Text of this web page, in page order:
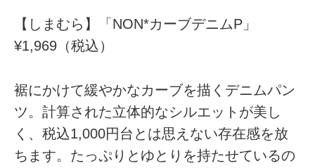
【しまむら】「NON*カーブデニムP」
¥1,969（税込）
裾にかけて緩やかなカーブを描くデニムパン
ツ。計算された立体的なシルエットが美し
く、税込1,000円台とは思えない存在感を放
ちます。たっぷりとゆとりを持たせているの